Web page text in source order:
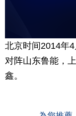
北京时间2014年
对阵山东鲁能，
鑫。